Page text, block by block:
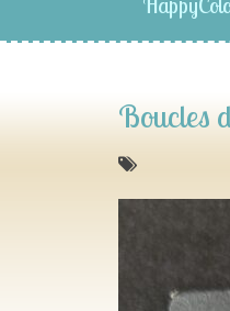
Boucles